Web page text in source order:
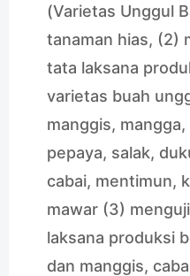
(Varietas Unggul
tanaman hias, (2)
tata laksana
varietas buah
manggis,
pepaya, salak,
cabai, mentimun,
mawar (3)
laksana produksi
dan manggis,